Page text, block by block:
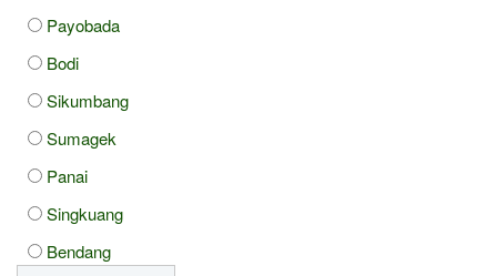
Payobada
Bodi
Sikumbang
Sumagek
Panai
Singkuang
Bendang